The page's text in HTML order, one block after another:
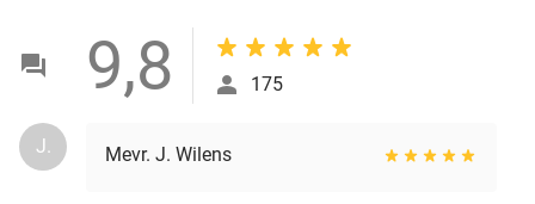
9,8 175
J. Mevr. J. Wilens